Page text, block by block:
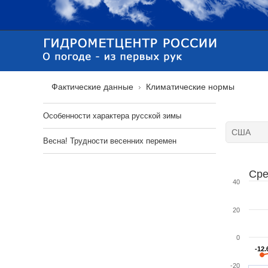
Фактические данные Климатические нормы
--
-20
0
20
40
Особенности характера русской зимы
Весна! Трудности весенних перемен